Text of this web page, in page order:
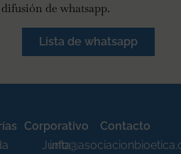
de whatsapp.
Lista de whatsapp
Corporativo
Junta
Contacto